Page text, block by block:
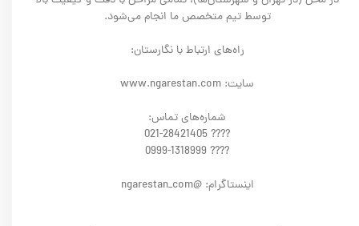
توسط تیم متخصص ما انجام می‌شود.
راه‌های ارتباط با نگارستان:
سایت: www.ngarestan.com
شماره‌های تماس:
???? 021-28421405
???? 0999-1318999
اینستاگرام: @ngarestan_com